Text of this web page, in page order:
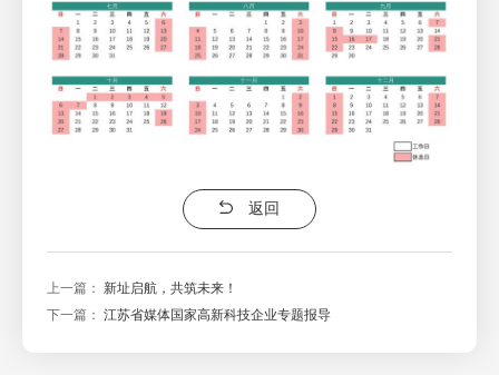
返回
上一篇：新址启航，共筑未来！
下一篇：江苏省媒体国家高新科技企业专题报导